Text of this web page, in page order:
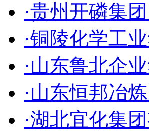
·贵州开磷集
·铜陵化学工
·山东鲁北企
·山东恒邦冶
·湖北宜化集